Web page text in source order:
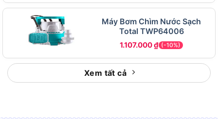
Ứng dụng thực tế và đối tượng sử dụng của Ingco
Máy bơm nước đẩy cao Ingco VPM3708 được
thiết kế để đáp ứng nhiều nhu cầu sử dụng thực
dụng trong các trường hợp sau:
Máy Bơm Chìm Nước Sạch
Total TWP64006
1.107.000₫ (-10%)
Xem tất cả